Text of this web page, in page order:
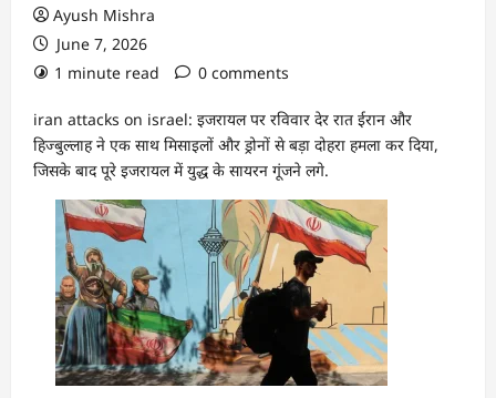
Ayush Mishra
June 7, 2026
1 minute read
0 comments
iran attacks on israel: इजरायल पर रविवार देर रात ईरान और
हिज्बुल्लाह ने एक साथ मिसाइलों और ड्रोनों से बड़ा दोहरा हमला कर दिया,
जिसके बाद पूरे इजरायल में युद्ध के सायरन गूंजने लगे.